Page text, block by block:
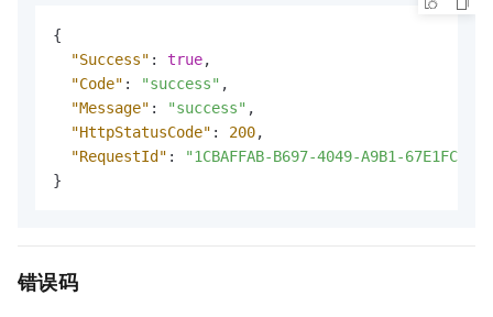
{
"Success" : true,
"Code" : "success" ,
"Message" : "success" ,
"HttpStatusCode" : 200,
"RequestId" :
"1CBAFFAB-B697-4049-A9B1-
}
错误码